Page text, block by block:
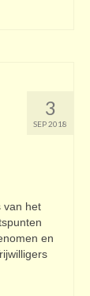
3
SEP 2018
van het
en